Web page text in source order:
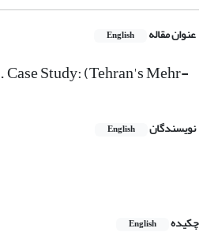
عنوان مقاله English
Study: (Tehran's Mehr-
نویسندگان English
چکیده
English